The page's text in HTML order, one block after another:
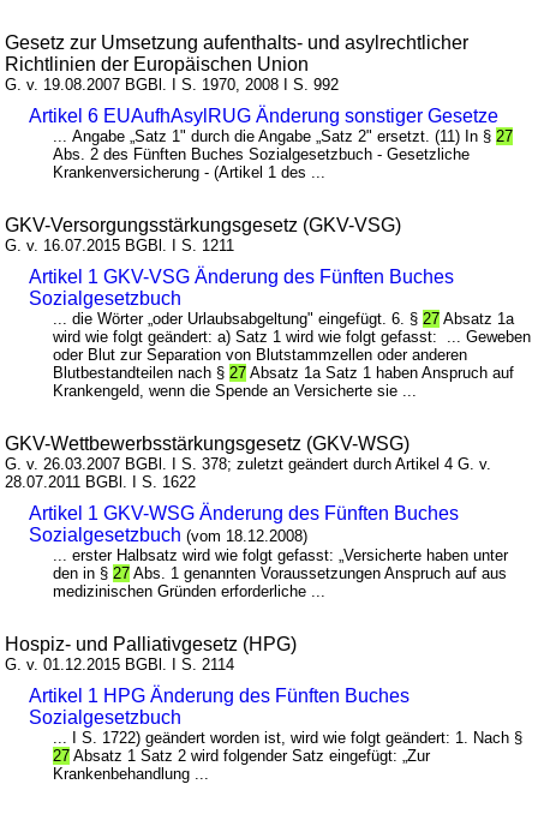
Gesetz zur Umsetzung aufenthalts- und asylrechtlicher
Richtlinien der Europäischen Union
G. v. 19.08.2007 BGBl. I S. 1970, 2008 I S. 992
Artikel 6 EUAufhAsylRUG Änderung sonstiger Gesetze
... Angabe „Satz 1" durch die Angabe „Satz 2" ersetzt. (11) In § 27
Abs. 2 des Fünften Buches Sozialgesetzbuch - Gesetzliche
Krankenversicherung - (Artikel 1 des ...
GKV-Versorgungsstärkungsgesetz (GKV-VSG)
G. v. 16.07.2015 BGBl. I S. 1211
Artikel 1 GKV-VSG Änderung des Fünften Buches
Sozialgesetzbuch
... die Wörter „oder Urlaubsabgeltung" eingefügt. 6. § 27 Absatz 1a
wird wie folgt geändert: a) Satz 1 wird wie folgt gefasst: ... Geweben
oder Blut zur Separation von Blutstammzellen oder anderen
Blutbestandteilen nach § 27 Absatz 1a Satz 1 haben Anspruch auf
Krankengeld, wenn die Spende an Versicherte sie ...
GKV-Wettbewerbsstärkungsgesetz (GKV-WSG)
G. v. 26.03.2007 BGBl. I S. 378; zuletzt geändert durch Artikel 4 G. v.
28.07.2011 BGBl. I S. 1622
Artikel 1 GKV-WSG Änderung des Fünften Buches
Sozialgesetzbuch (vom 18.12.2008)
... erster Halbsatz wird wie folgt gefasst: „Versicherte haben unter
den in § 27 Abs. 1 genannten Voraussetzungen Anspruch auf aus
medizinischen Gründen erforderliche ...
Hospiz- und Palliativgesetz (HPG)
G. v. 01.12.2015 BGBl. I S. 2114
Artikel 1 HPG Änderung des Fünften Buches
Sozialgesetzbuch
... I S. 1722) geändert worden ist, wird wie folgt geändert: 1. Nach §
27 Absatz 1 Satz 2 wird folgender Satz eingefügt: „Zur
Krankenbehandlung ...